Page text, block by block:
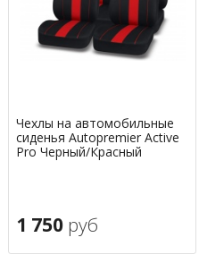
Чехлы на автомобильные
сиденья Autopremier Active
Pro Черный/Красный
1 750 руб